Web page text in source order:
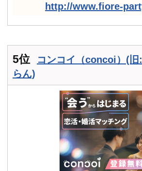
http://www.fiore-
5位
コンコイ（concoi）(
らん)